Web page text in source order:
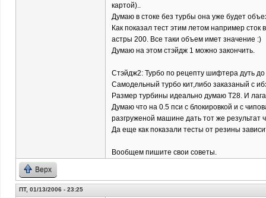
картой)..
Думаю в стоке без турбы она уже будет
Как показал тест этим летом например сток
астры 200. Все таки объем имет значение :)
Думаю на этом стэйдж 1 можно закончить.
Стэйдж2: Турбо по рецепту шифтера дуть
Самодельный турбо кит,либо заказаный с
Размер турбины идеально думаю Т28. И лага
Думаю что на 0.5 пси с блокировкой и с
разгруженой машине дать тот же результат
Да еще как показали тесты от резины
Вообщем пишите свои советы.
Верх
ПТ, 01/13/2006 - 23:25